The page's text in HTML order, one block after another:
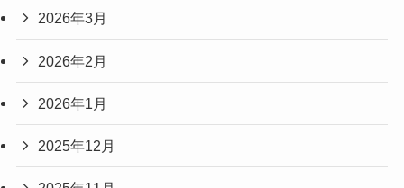
2026年3月
2026年2月
2026年1月
2025年12月